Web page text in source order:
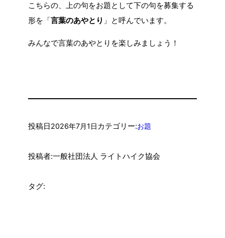
こちらの、上の句をお題として下の句を募集する
形を「言葉のあやとり 」と呼んでいます。
みんなで言葉のあやとりを楽しみましょう！
投稿日2026年7月1日 カテゴリー:お題
投稿者:一般社団法人 ライトハイク協会
タグ: